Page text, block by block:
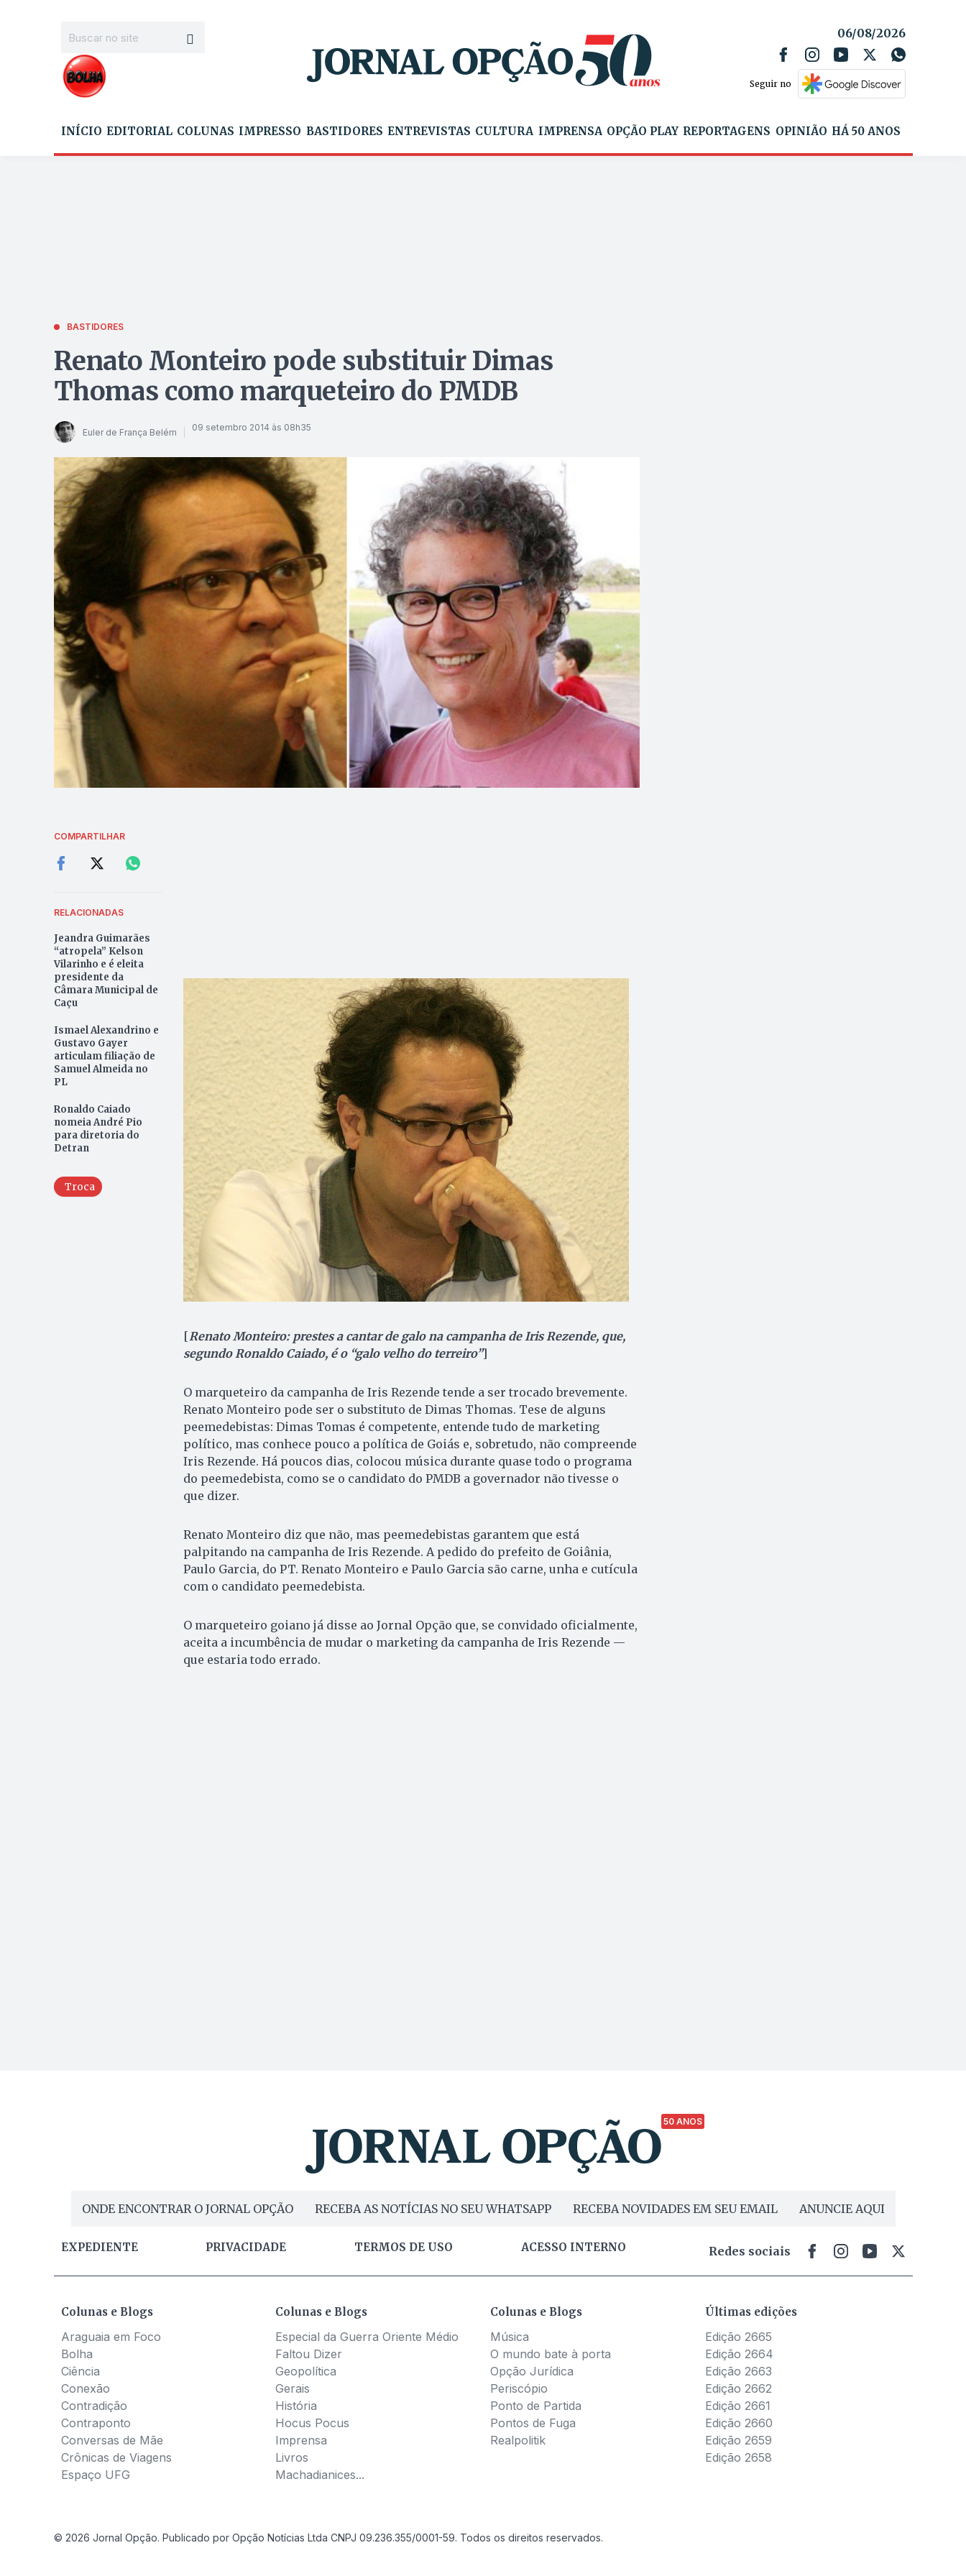
06/08/2026
Seguir no
INÍCIO EDITORIAL COLUNAS IMPRESSO BASTIDORES ENTREVISTAS CULTURA IMPRENSA OPÇÃO PLAY REPORTAGENS OPINIÃO HÁ 50 ANOS
BASTIDORES
Renato Monteiro pode substituir Dimas
Thomas como marqueteiro do PMDB
Euler de França Belém 09 setembro 2014 às 08h35
COMPARTILHAR
RELACIONADAS
Jeandra Guimarães
“atropela” Kelson
Vilarinho e é eleita
presidente da
Câmara Municipal de
Caçu
Ismael Alexandrino e
Gustavo Gayer
articulam filiação de
Samuel Almeida no
PL
Ronaldo Caiado
nomeia André Pio
para diretoria do
Detran
Troca
[Renato Monteiro: prestes a cantar de galo na campanha de Iris Rezende, que,
segundo Ronaldo Caiado, é o “galo velho do terreiro”]
O marqueteiro da campanha de Iris Rezende tende a ser trocado brevemente.
Renato Monteiro pode ser o substituto de Dimas Thomas. Tese de alguns
peemedebistas: Dimas Tomas é competente, entende tudo de marketing
político, mas conhece pouco a política de Goiás e, sobretudo, não compreende
Iris Rezende. Há poucos dias, colocou música durante quase todo o programa
do peemedebista, como se o candidato do PMDB a governador não tivesse o
que dizer.
Renato Monteiro diz que não, mas peemedebistas garantem que está
palpitando na campanha de Iris Rezende. A pedido do prefeito de Goiânia,
Paulo Garcia, do PT. Renato Monteiro e Paulo Garcia são carne, unha e cutícula
com o candidato peemedebista.
O marqueteiro goiano já disse ao Jornal Opção que, se convidado oficialmente,
aceita a incumbência de mudar o marketing da campanha de Iris Rezende —
que estaria todo errado.
50 ANOS
ONDE ENCONTRAR O JORNAL OPÇÃO RECEBA AS NOTÍCIAS NO SEU WHATSAPP RECEBA NOVIDADES EM SEU EMAIL ANUNCIE AQUI
EXPEDIENTE PRIVACIDADE TERMOS DE USO ACESSO INTERNO Redes sociais
Colunas e Blogs
Araguaia em Foco
Bolha
Ciência
Conexão
Contradição
Contraponto
Conversas de Mãe
Crônicas de Viagens
Espaço UFG
Colunas e Blogs
Especial da Guerra Oriente Médio
Faltou Dizer
Geopolítica
Gerais
História
Hocus Pocus
Imprensa
Livros
Machadianices...
Colunas e Blogs
Música
O mundo bate à porta
Opção Jurídica
Periscópio
Ponto de Partida
Pontos de Fuga
Realpolitik
Últimas edições
Edição 2665
Edição 2664
Edição 2663
Edição 2662
Edição 2661
Edição 2660
Edição 2659
Edição 2658
© 2026 Jornal Opção. Publicado por Opção Notícias Ltda CNPJ 09.236.355/0001-59. Todos os direitos reservados.